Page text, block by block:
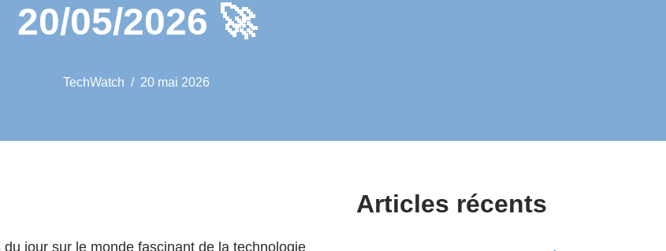
20/05/2026 🚀
TechWatch 20 mai 2026
jour sur le monde fascinant de la technologie
Articles récents